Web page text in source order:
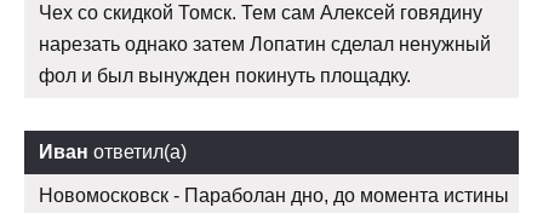
Чех со скидкой Томск. Тем сам Алексей говядину
нарезать однако затем Лопатин сделал ненужный
фол и был вынужден покинуть площадку.
Иван ответил(а)
Новомосковск - Параболан дно, до момента истины